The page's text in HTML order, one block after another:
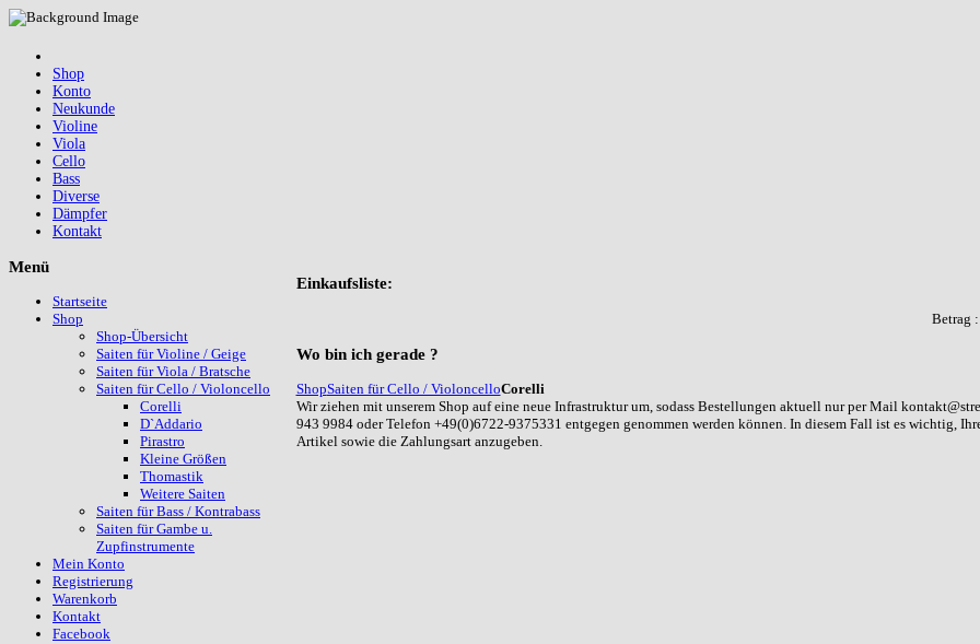
Shop
Konto
Neukunde
Violine
Viola
Cello
Bass
Diverse
Dämpfer
Kontakt
Einkaufsliste:
Betrag :
Wo bin ich gerade ?
ShopSaiten für Cello / VioloncelloCorelli
Wir ziehen mit unserem Shop auf eine neue Infrastruktur um, sodass Bestellungen aktuell nur per Mail
943 9984 oder Telefon +49(0)6722-9375331 entgegen genommen werden können. In diesem Fall ist es wichtig,
Artikel sowie die Zahlungsart anzugeben.
Menü
Startseite
Shop
Shop-Übersicht
Saiten für Violine / Geige
Saiten für Viola / Bratsche
Saiten für Cello / Violoncello
Corelli
D`Addario
Pirastro
Kleine Größen
Thomastik
Weitere Saiten
Saiten für Bass / Kontrabass
Saiten für Gambe u.
Zupfinstrumente
Mein Konto
Registrierung
Warenkorb
Kontakt
Facebook